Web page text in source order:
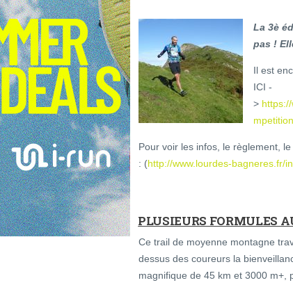
La 3è
pas !
Il est
ICI -
>
mpetition
Pour voir les infos, le règlement,
: (http://www.lourdes-bagneres.fr/
PLUSIEURS FORMULES
Ce trail de moyenne montagne
dessus des coureurs la
magnifique de 45 km et 3000 m+,